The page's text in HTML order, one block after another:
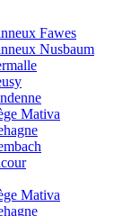
Fawes
Nusbaum
Mativa
Mativa